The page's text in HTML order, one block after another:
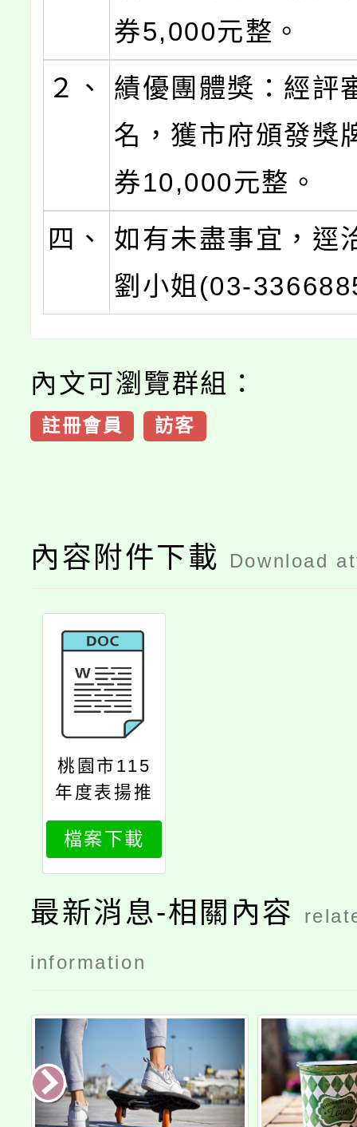
券5,000元整。
２、
績優團體獎：經評
名，獲市府頒發獎
券10,000元整。
四、
如有未盡事宜，逕
劉小姐(03-
內文可瀏覽群組：
註冊會員 訪客
內容附件下載 Download
桃園市115
年度表揚推
展家庭教育
績優個人暨
團體實施計
畫
檔案下載
最新消息-相關內容
information